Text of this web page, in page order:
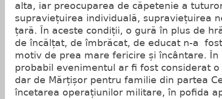
alta, iar preocuparea de căpetenie a
supraviețuirea individuală, supraviețuirea
țară. În aceste condiții, o gură în plus de
de încălțat, de îmbrăcat, de educat n-a
motiv de prea mare fericire și încântare.
probabil evenimentul ar fi fost considerat
dar de Mărțișor pentru familie din partea
încetarea operațiunilor militare, în pofida